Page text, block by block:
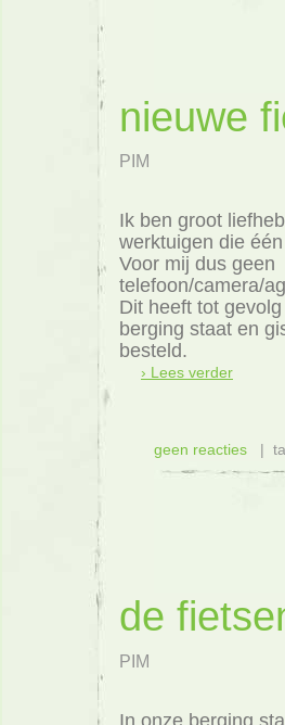
nieuwe
PIM
Ik ben groot
werktuigen die
Voor mij dus geen
telefoon/camera/
Dit heeft tot
berging staat en
besteld.
› Lees verder
geen reacties|
de
PIM
In onze berging